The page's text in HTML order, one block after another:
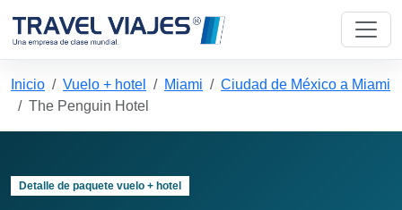
Inicio Vuelo + hotel Miami
Ciudad de México a Miami
The Penguin Hotel
Detalle de paquete vuelo + hotel